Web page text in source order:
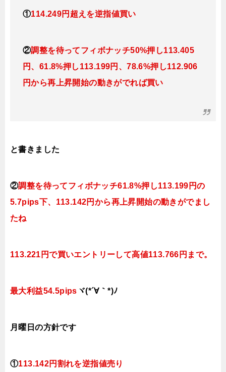
①114.249円超えを逆指値買い
②調整を待ってフィボナッチ50%押し113.405
円、61.8%押し113.199円、78.6%押し112.906
円から再上昇開始の動きがでれば買い
と書きました
②調整を待ってフィボナッチ61.8%押し113.199円の
5.7pips下、113.142円から再上昇開始の動きがでまし
たね
113.221円で買いエントリーして高値113.766円まで。
最大利益54.5pips ヾ(*´∀｀*)ﾉ
月曜日の方針です
①113.142円割れを逆指値売り